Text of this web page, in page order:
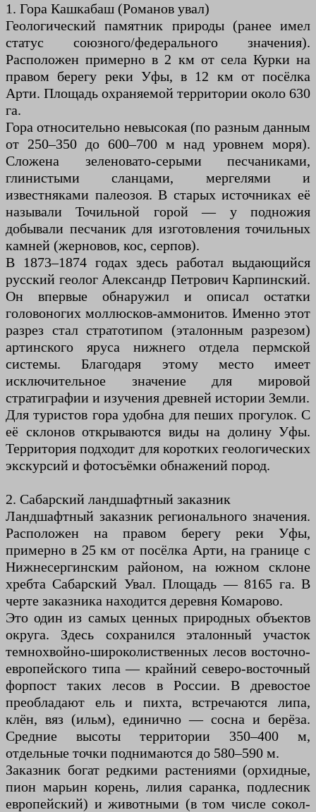
1. Гора Кашкабаш (Романов увал)
Геологический памятник природы (ранее имел
статус союзного/федерального значения).
Расположен примерно в 2 км от села Курки на
правом берегу реки Уфы, в 12 км от посёлка
Арти. Площадь охраняемой территории около 630
га.
Гора относительно невысокая (по разным данным
от 250–350 до 600–700 м над уровнем моря).
Сложена зеленовато-серыми песчаниками,
глинистыми сланцами, мергелями и
известняками палеозоя. В старых источниках её
называли Точильной горой — у подножия
добывали песчаник для изготовления точильных
камней (жерновов, кос, серпов).
В 1873–1874 годах здесь работал выдающийся
русский геолог Александр Петрович Карпинский.
Он впервые обнаружил и описал остатки
головоногих моллюсков-аммонитов. Именно этот
разрез стал стратотипом (эталонным разрезом)
артинского яруса нижнего отдела пермской
системы. Благодаря этому место имеет
исключительное значение для мировой
стратиграфии и изучения древней истории Земли.
Для туристов гора удобна для пеших прогулок. С
её склонов открываются виды на долину Уфы.
Территория подходит для коротких геологических
экскурсий и фотосъёмки обнажений пород.
2. Сабарский ландшафтный заказник
Ландшафтный заказник регионального значения.
Расположен на правом берегу реки Уфы,
примерно в 25 км от посёлка Арти, на границе с
Нижнесергинским районом, на южном склоне
хребта Сабарский Увал. Площадь — 8165 га. В
черте заказника находится деревня Комарово.
Это один из самых ценных природных объектов
округа. Здесь сохранился эталонный участок
темнохвойно-широколиственных лесов восточно-
европейского типа — крайний северо-восточный
форпост таких лесов в России. В древостое
преобладают ель и пихта, встречаются липа,
клён, вяз (ильм), единично — сосна и берёза.
Средние высоты территории 350–400 м,
отдельные точки поднимаются до 580–590 м.
Заказник богат редкими растениями (орхидные,
пион марьин корень, лилия саранка, подлесник
европейский) и животными (в том числе сокол-